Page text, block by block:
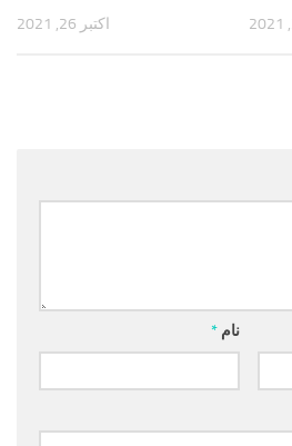
اکتبر 26, 2021
نام *